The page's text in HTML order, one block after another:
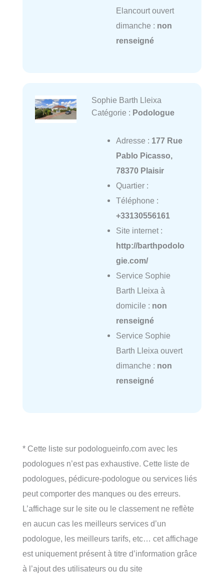
Elancourt ouvert
dimanche : non
renseigné
Sophie Barth Lleixa
Catégorie : Podologue
Adresse : 177 Rue
Pablo Picasso,
78370 Plaisir
Quartier :
Téléphone :
+33130556161
Site internet :
http://barthpodolo
gie.com/
Service Sophie
Barth Lleixa à
domicile : non
renseigné
Service Sophie
Barth Lleixa ouvert
dimanche : non
renseigné
* Cette liste sur podologueinfo.com avec les
podologues n’est pas exhaustive. Cette liste de
podologues, pédicure-podologue ou services liés
peut comporter des manques ou des erreurs.
L’affichage sur le site ou le classement ne reflète
en aucun cas les meilleurs services d’un
podologue, les meilleurs tarifs, etc… cet affichage
est uniquement présent à titre d’information grâce
à l’ajout des utilisateurs ou du site